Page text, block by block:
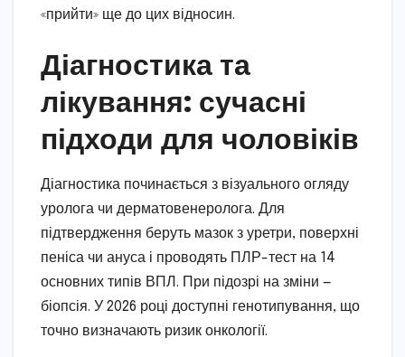
«прийти» ще до цих відносин.
Діагностика та
лікування: сучасні
підходи для чоловіків
Діагностика починається з візуального огляду
уролога чи дерматовенеролога. Для
підтвердження беруть мазок з уретри, поверхні
пеніса чи ануса і проводять ПЛР-тест на 14
основних типів ВПЛ. При підозрі на зміни —
біопсія. У 2026 році доступні генотипування, що
точно визначають ризик онкології.